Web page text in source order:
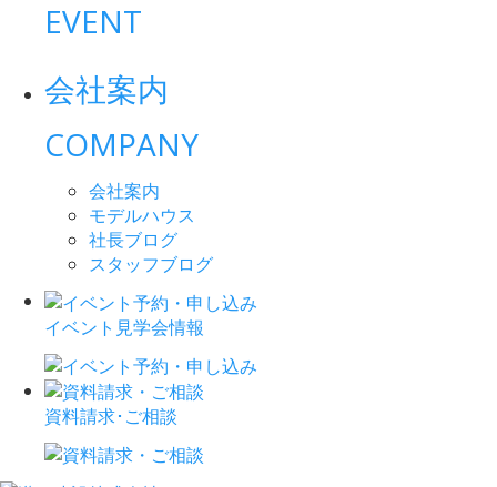
EVENT
会社案内
COMPANY
会社案内
モデルハウス
社長ブログ
スタッフブログ
イベント見学会情報
資料請求･ご相談